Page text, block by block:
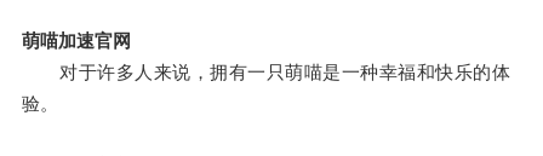
萌喵加速官网
对于许多人来说，拥有一只萌喵是一种幸福和快乐的体
验。